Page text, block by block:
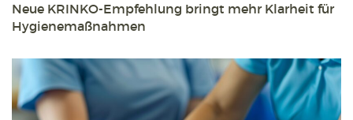
Neue KRINKO-Empfehlung bringt mehr Klarheit für
Hygienemaßnahmen